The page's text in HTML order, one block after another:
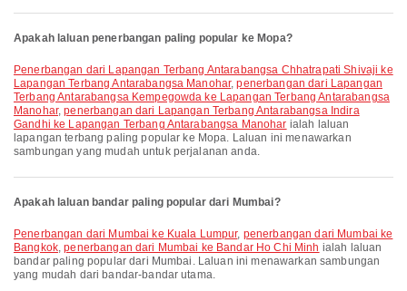
Apakah laluan penerbangan paling popular ke Mopa?
penerbangan dari Lapangan Terbang Antarabangsa Chhatrapati Shivaji ke
Lapangan Terbang Antarabangsa Manohar,penerbangan dari Lapangan
Terbang Antarabangsa Kempegowda ke Lapangan Terbang Antarabangsa
Manohar,penerbangan dari Lapangan Terbang Antarabangsa Indira
Gandhi ke Lapangan Terbang Antarabangsa Manohar ialah laluan
lapangan terbang paling popular ke Mopa. Laluan ini menawarkan
sambungan yang mudah untuk perjalanan anda.
Apakah laluan bandar paling popular dari Mumbai?
penerbangan dari Mumbai ke Kuala Lumpur, penerbangan dari Mumbai ke
Bangkok,penerbangan dari Mumbai ke Bandar Ho Chi Minh ialah laluan
bandar paling popular dari Mumbai. Laluan ini menawarkan sambungan
yang mudah dari bandar-bandar utama.